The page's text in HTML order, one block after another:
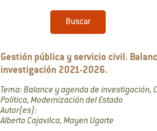
Buscar
Gestión pública y servicio civil.
investigación 2021-2026.
Tema: Balance y agenda de investigación,
Política, Modernización del Estado
Autor(es):
Alberto Cajavilca, Mayen Ugarte